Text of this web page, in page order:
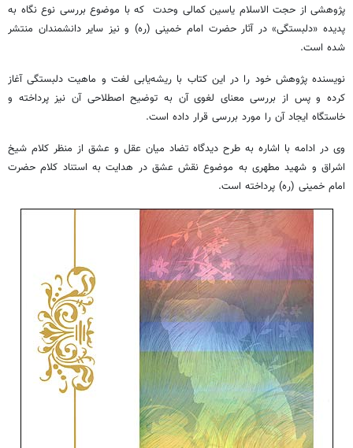
پژوهشی از حجت الاسلام یاسین کمالی وحدت که با موضوع بررسی نوع نگاه به
پدیده «دلبستگی» در آثار حضرت امام خمینی (ره) و نیز سایر دانشمندان منتشر
شده است.
نویسنده پژوهش خود را در این کتاب با ریشه‌یابی لغت و ماهیت دلبستگی آغاز
کرده و پس از بررسی معنای لغوی آن به توضیح اصطلاحی آن نیز پرداخته و
خاستگاه ایجاد آن را مورد بررسی قرار داده است.
وی در ادامه با اشاره به طرح دیدگاه تضاد میان عقل و عشق از منظر کلام شیخ
اشراق و شهید مطهری به موضوع نقش عشق در هدایت به استناد کلام حضرت
امام خمینى (ره) پرداخته است.